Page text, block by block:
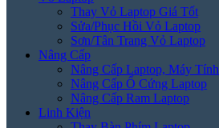
Thay Vỏ Laptop Giá Tốt
Sửa/Phục Hồi Vỏ Laptop
Sơn/Tân Trang Vỏ Laptop
Nâng Cấp
Nâng Cấp Laptop, Máy Tính
Nâng Cấp Ổ Cứng Laptop
Nâng Cấp Ram Laptop
Linh Kiện